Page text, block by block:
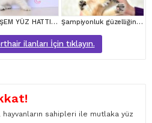
MUHTEŞEM YÜZ HATTI SİLVER BRİTİSH SHORTHAİRNS1133 Şampiyonluk güzelliğinde ny11 golden british shorthair
ilanları İçin tıklayın.
sahipleri ile mutlaka yüz